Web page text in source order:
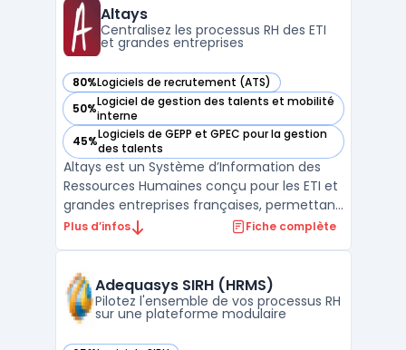
rapidement votre site web et vous donne
des données précieuse ...
Altays
Centralisez les processus RH des ETI
et grandes entreprises
80%Logiciels de recrutement (ATS)
— voir Altays dans cette catégorie
50%Logiciel de gestion des talents et mobilité
interne
— voir Altays dans cette catégorie
45%Logiciels de GEPP et GPEC pour la gestion
des talents
— voir Altays dans cette catégorie
Altays est un Système d’Information des
Ressources Humaines conçu pour les ETI et
grandes entreprises françaises, permettant
une gestion centralisée et structurée des
de candidatures, d'entretiens, de révisions
salari ...
Plus d’infos Fiche complète
Adequasys SIRH (HRMS)
Pilotez l'ensemble de vos processus RH
sur une plateforme modulaire